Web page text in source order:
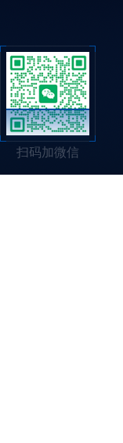
扫码加微信